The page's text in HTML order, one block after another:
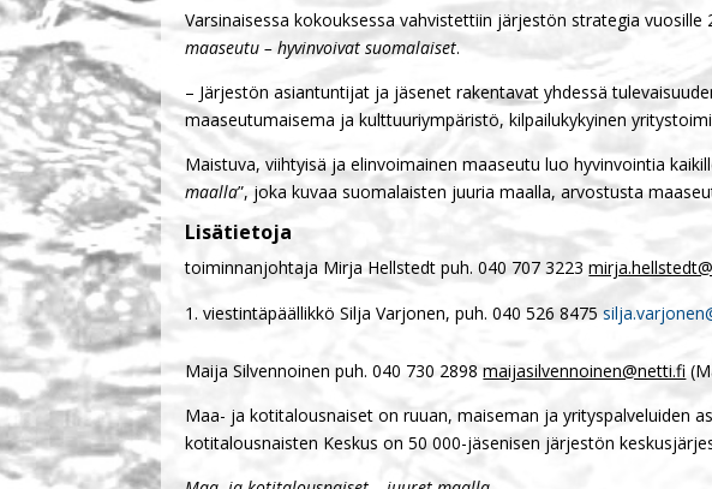
Varsinaisessa kokouksessa vahvistettiin järjestön strategia
maaseutu – hyvinvoivat suomalaiset.
– Järjestön asiantuntijat ja jäsenet rakentavat yhdessä
maaseutumaisema ja kulttuuriympäristö, kilpailukykyinen
Maistuva, viihtyisä ja elinvoimainen maaseutu luo hyvinvointia
maalla”, joka kuvaa suomalaisten juuria maalla, arvostusta
Lisätietoja
toiminnanjohtaja Mirja Hellstedt puh. 040 707 3223
viestintäpäällikkö Silja Varjonen, puh. 040 526 8475
Maija Silvennoinen puh. 040 730 2898maijasilvennoinen@netti.fi
Maa- ja kotitalousnaiset on ruuan, maiseman ja yrityspalveluiden
kotitalousnaisten Keskus on 50 000-jäsenisen järjestön